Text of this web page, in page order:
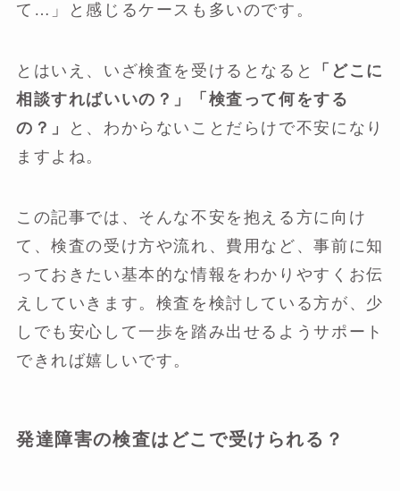
て…」と感じるケースも多いのです。
とはいえ、いざ検査を受けるとなると
「どこに
相談すればいいの？」「検査って何をする
の？」
と、わからないことだらけで不安になり
ますよね。
この記事では、そんな不安を抱える方に向け
て、検査の受け方や流れ、費用など、事前に知
っておきたい基本的な情報をわかりやすくお伝
えしていきます。検査を検討している方が、少
しでも安心して一歩を踏み出せるようサポート
できれば嬉しいです。
発達障害の検査はどこで受けられる？